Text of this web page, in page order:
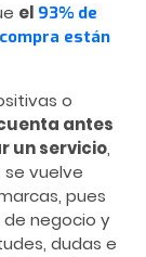
el 93% de
están
o
antes
un servicio,
vuelve
pues
negocio y
dudas e